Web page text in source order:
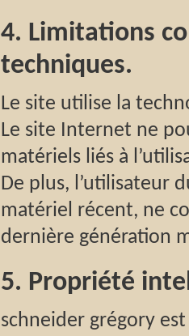
4. Limitations
techniques.
Le site utilise la
Le site Internet ne
matériels liés à
De plus, l’utilisateur
matériel récent, ne
dernière génération
5. Propriété
schneider grégory